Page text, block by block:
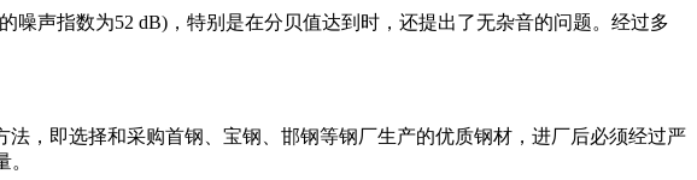
声指数为52 dB)，特别是在分贝值达到时，还提出了无杂音的问题。经过多
，即选择和采购首钢、宝钢、邯钢等钢厂生产的优质钢材，进厂后必须经过严